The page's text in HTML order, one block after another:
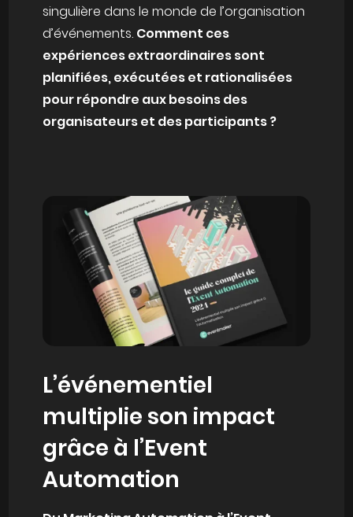
singulière dans le monde de l’organisation
d’événements. Comment ces
expériences extraordinaires sont
planifiées, exécutées et rationalisées
pour répondre aux besoins des
organisateurs et des participants ?
L’événementiel
multiplie son impact
grâce à l’Event
Automation